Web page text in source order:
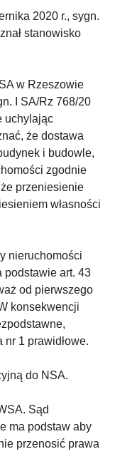
2020 r., sygn.
stanowisko
w Rzeszowie
I SA/Rz 768/20
uchylając
że dostawa
i budowle,
zgodnie
przeniesienie
własności
nieruchomości
podstawie art. 43
od pierwszego
konsekwencji
1 prawidłowe.
do NSA.
Sąd
ma podstaw aby
przenosić prawa